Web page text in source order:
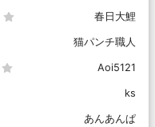
春日大鯉
猫パンチ職人
Aoi5121
ks
あんあんぱ